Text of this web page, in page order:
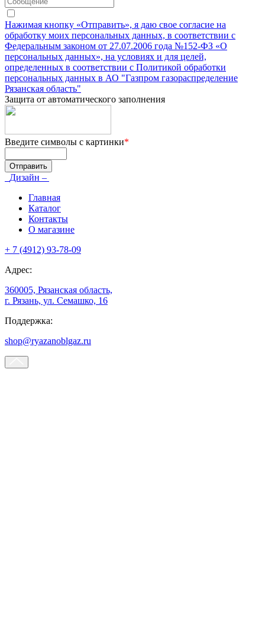
Нажимая кнопку «Отправить», я даю свое согласие на
обработку моих персональных данных, в соответствии с
Федеральным законом от 27.07.2006 года №152-ФЗ «О
персональных данных», на условиях и для целей,
определенных в соответствии с Политикой обработки
персональных данных в АО "Газпром газораспределение
Рязанская область"
Защита от автоматического заполнения
Введите символы с картинки*
Дизайн –
Главная
Каталог
Контакты
О магазине
+ 7 (4912) 93-78-09
Адрес:
360005, Рязанская область,
г. Рязань, ул. Семашко, 16
Поддержка:
shop@ryazanoblgaz.ru